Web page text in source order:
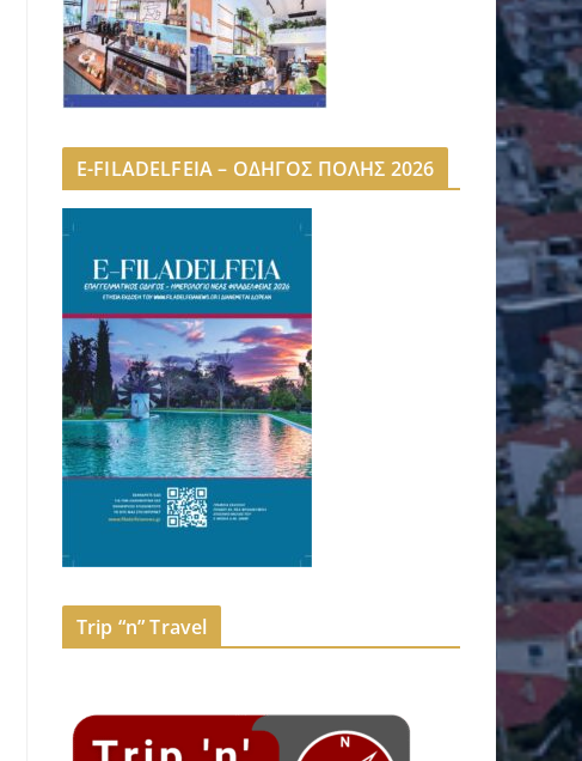
E-FILADELFEIA – ΟΔΗΓΟΣ ΠΟΛΗΣ 2026
Trip “n” Travel